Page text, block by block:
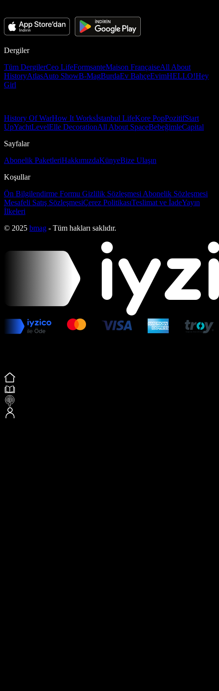
Dergiler
Tüm DergilerCeo LifeFormsanteMaison FrançaiseAll About
HistoryAtlasAuto ShowB-MagBurdaEv BahçeEvimHELLO!Hey
Girl
History Of WarHow It Worksİstanbul LifeKore PopPozitifStart
UpYachtLevelElle DecorationAll About SpaceBebeğimleCapital
Sayfalar
Abonelik PaketleriHakkımızdaKünyeBize Ulaşın
Koşullar
Ön Bilgilendirme Formu Gizlilik Sözleşmesi Abonelik Sözleşmesi
Mesafeli Satış SözleşmesiÇerez PolitikasıTeslimat ve İadeYayın
İlkeleri
© 2025 bmag - Tüm hakları saklıdır.